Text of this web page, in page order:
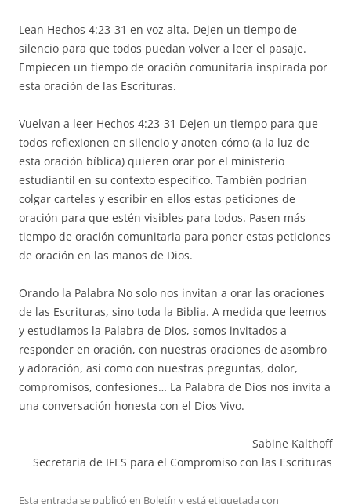
Lean Hechos 4:23-31 en voz alta. Dejen un tiempo de
silencio para que todos puedan volver a leer el pasaje.
Empiecen un tiempo de oración comunitaria inspirada por
esta oración de las Escrituras.
Vuelvan a leer Hechos 4:23-31 Dejen un tiempo para que
todos reflexionen en silencio y anoten cómo (a la luz de
esta oración bíblica) quieren orar por el ministerio
estudiantil en su contexto específico. También podrían
colgar carteles y escribir en ellos estas peticiones de
oración para que estén visibles para todos. Pasen más
tiempo de oración comunitaria para poner estas peticiones
de oración en las manos de Dios.
Orando la Palabra No solo nos invitan a orar las oraciones
de las Escrituras, sino toda la Biblia. A medida que leemos
y estudiamos la Palabra de Dios, somos invitados a
responder en oración, con nuestras oraciones de asombro
y adoración, así como con nuestras preguntas, dolor,
compromisos, confesiones… La Palabra de Dios nos invita a
una conversación honesta con el Dios Vivo.
Sabine Kalthoff
Secretaria de IFES para el Compromiso con las Escrituras
Esta entrada se publicó en Boletín y está etiquetada con